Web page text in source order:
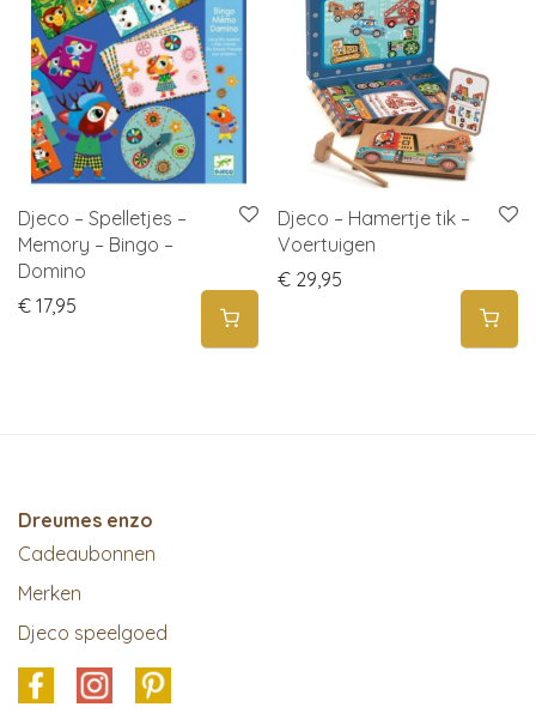
Djeco – Spelletjes –
Memory – Bingo –
Domino
€ 17,95
Djeco – Hamertje tik –
Voertuigen
€ 29,95
Dreumes enzo
Cadeaubonnen
Merken
Djeco speelgoed